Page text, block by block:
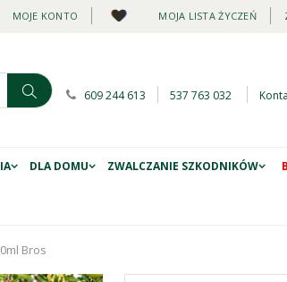
MOJE KONTO MOJA LISTA ŻYCZEŃ
609 244 613 537 763 032
DLA DOMU ZWALCZANIE SZKODNIKÓW
Bros